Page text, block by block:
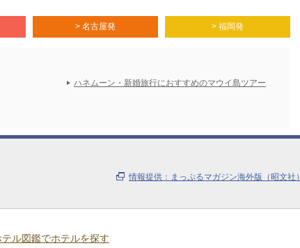
> 名古屋発 > 福岡発
ハネムーン・新婚旅行におすすめのマウイ島ツアー
情報提供：まっぷるマガジン海外版（昭文社）
ル図鑑でホテルを探す